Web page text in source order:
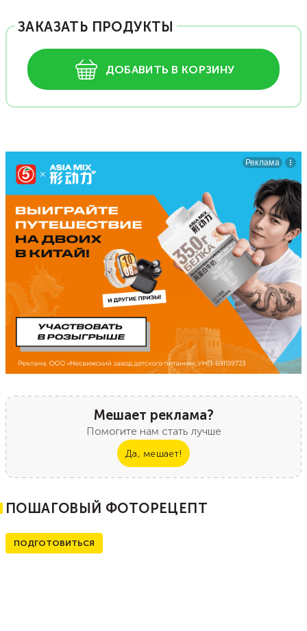
ЗАКАЗАТЬ ПРОДУКТЫ
ДОБАВИТЬ В КОРЗИНУ
Мешает реклама?
Помогите нам стать лучше
Да, мешает!
ПОШАГОВЫЙ ФОТОРЕЦЕПТ
ПОДГОТОВИТЬСЯ